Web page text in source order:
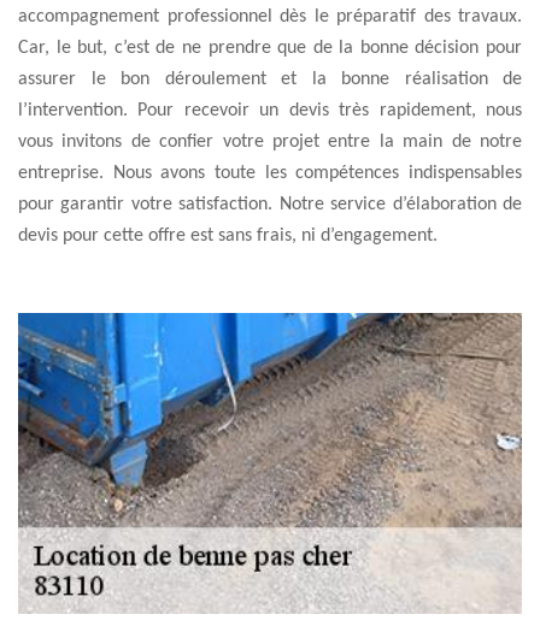
accompagnement professionnel dès le préparatif des travaux.
Car, le but, c’est de ne prendre que de la bonne décision pour
assurer le bon déroulement et la bonne réalisation de
l’intervention. Pour recevoir un devis très rapidement, nous
vous invitons de confier votre projet entre la main de notre
entreprise. Nous avons toute les compétences indispensables
pour garantir votre satisfaction. Notre service d’élaboration de
devis pour cette offre est sans frais, ni d’engagement.